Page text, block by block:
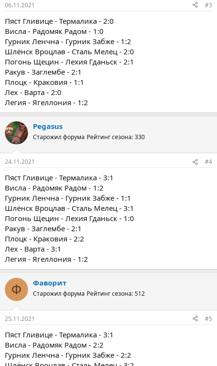
06.11.2021 #3
Пяст Гливице - Термалика - 2:0
Висла - Радомяк Радом - 1:0
Гурник Ленчна - Гурник Забже - 1:2
Шлёнск Вроцлав - Сталь Мелец - 2:0
Погонь Щецин - Лехия Гданьск - 2:1
Ракув - Заглембе - 2:1
Плоцк - Краковия - 1:1
Лех - Варта - 2:0
Легия - Ягеллония - 1:2
Pegasus
Старожил форума Рейтинг сезона: 330
24.11.2021 #4
Пяст Гливице - Термалика - 3:1
Висла - Радомяк Радом - 1:2
Гурник Ленчна - Гурник Забже - 1:1
Шлёнск Вроцлав - Сталь Мелец - 3:1
Погонь Щецин - Лехия Гданьск - 1:0
Ракув - Заглембе - 2:1
Плоцк - Краковия - 2:2
Лех - Варта - 3:1
Легия - Ягеллония - 1:2
Ф Фаворит
Старожил форума Рейтинг сезона: 512
25.11.2021 #5
Пяст Гливице - Термалика - 3:1
Висла - Радомяк Радом - 2:2
Гурник Ленчна - Гурник Забже - 2:2